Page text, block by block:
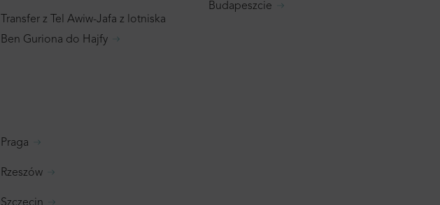
Transfer z Tel Awiw-Jafa z lotniska
Ben Guriona do Hajfy
Budapeszcie
Praga
Rzeszów